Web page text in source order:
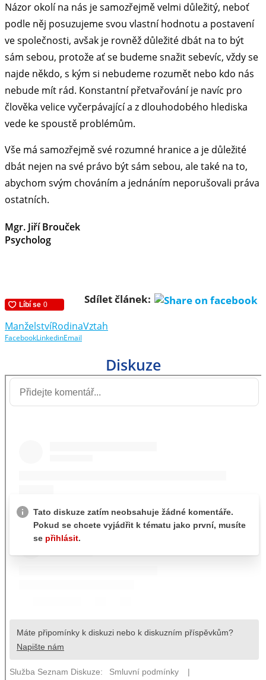
Názor okolí na nás je samozřejmě velmi důležitý, neboť
podle něj posuzujeme svou vlastní hodnotu a postavení
ve společnosti, avšak je rovněž důležité dbát na to být
sám sebou, protože ať se budeme snažit sebevíc, vždy se
najde někdo, s kým si nebudeme rozumět nebo kdo nás
nebude mít rád. Konstantní přetvařování je navíc pro
člověka velice vyčerpávající a z dlouhodobého hlediska
vede ke spoustě problémům.
Vše má samozřejmě své rozumné hranice a je důležité
dbát nejen na své právo být sám sebou, ale také na to,
abychom svým chováním a jednáním neporušovali práva
ostatních.
Mgr. Jiří Brouček
Psycholog
Sdílet článek:
ManželstvíRodinaVztah
FacebookLinkedinEmail
Diskuze